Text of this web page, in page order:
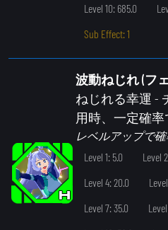
Level 10: 685.0
Sub Effect: 1
波動ねじれ (フ
ねじれる幸運 -
用時、一定確
レベルアップで
Level 1: 5.0
Level
Level 4: 20.0
Level 7: 35.0